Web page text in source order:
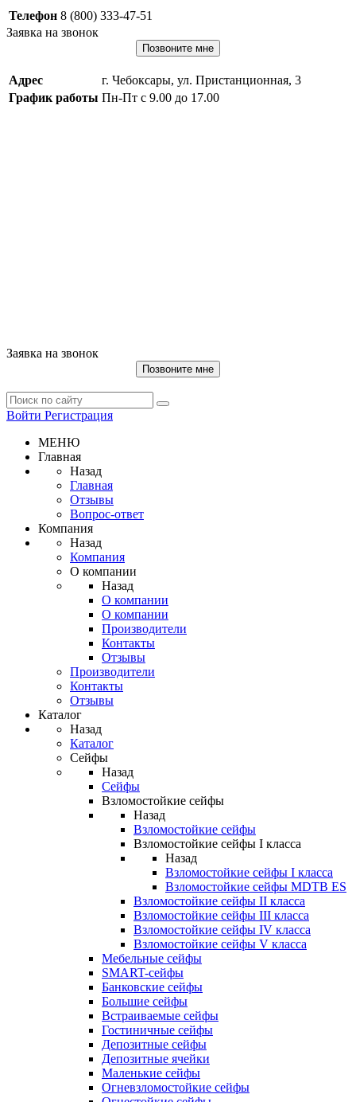
Телефон 8 (800) 333-47-51
Заявка на звонок
Позвоните мне
Адрес
г. Чебоксары, ул. Пристанционная, 3
График работы Пн-Пт с 9.00 до 17.00
Заявка на звонок
Позвоните мне
Войти Регистрация
МЕНЮ
Главная
Назад
Главная
Отзывы
Вопрос-ответ
Компания
Назад
Компания
О компании
Назад
О компании
О компании
Производители
Контакты
Отзывы
Производители
Контакты
Отзывы
Каталог
Назад
Каталог
Сейфы
Назад
Сейфы
Взломостойкие сейфы
Назад
Взломостойкие сейфы
Взломостойкие сейфы I класса
Назад
Взломостойкие сейфы I класса
Взломостойкие сейфы MDTB ES
Взломостойкие сейфы II класса
Взломостойкие сейфы III класса
Взломостойкие сейфы IV класса
Взломостойкие сейфы V класса
Мебельные сейфы
SMART-сейфы
Банковские сейфы
Большие сейфы
Встраиваемые сейфы
Гостиничные сейфы
Депозитные сейфы
Депозитные ячейки
Маленькие сейфы
Огневзломостойкие сейфы